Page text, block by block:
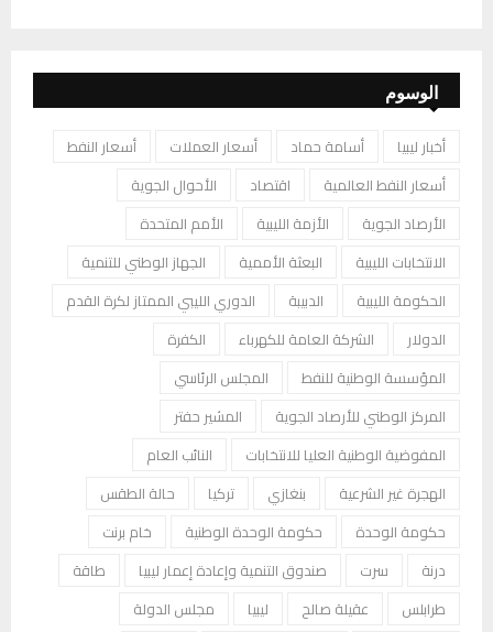
الوسوم
أخبار ليبيا أسامة حماد أسعار العملات
أسعار النفط
أسعار النفط العالمية
اقتصاد
الأحوال الجوية
الأرصاد الجوية
الأزمة الليبية
الأمم المتحدة
الانتخابات الليبية
البعثة الأممية
الجهاز الوطني للتنمية
الحكومة الليبية
الدبيبة
الدوري الليبي الممتاز لكرة القدم
الدولار
الشركة العامة للكهرباء
الكفرة
المؤسسة الوطنية للنفط
المجلس الرئاسي
المركز الوطني للأرصاد الجوية
المشير حفتر
المفوضية الوطنية العليا للانتخابات
النائب العام
الهجرة غير الشرعية
بنغازي تركيا
حالة الطقس
حكومة الوحدة
حكومة الوحدة الوطنية
خام برنت
درنة
سرت صندوق التنمية وإعادة إعمار ليبيا
طاقة
طرابلس
عقيلة صالح ليبيا
مجلس الدولة